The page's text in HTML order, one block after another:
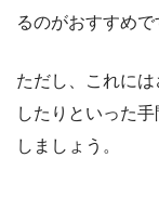
るのがおすすめで
ただし、これに
したりといった
しましょう。